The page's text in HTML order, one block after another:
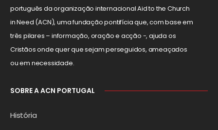
português da organização internacional Aid to the Church
in Need (ACN), uma fundação pontifícia que, com base em
três pilares – informação, oração e acção -, ajuda os
Cristãos onde quer que sejam perseguidos, ameaçados
ou em necessidade.
SOBRE A ACN PORTUGAL
História